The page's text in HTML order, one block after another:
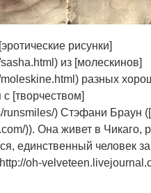
рисунки]
из [молескинов]
разных
[творчеством]
runsmiles/) Стэфани Браун
)). Она живет в Чикаго,
единственный человек
oh-